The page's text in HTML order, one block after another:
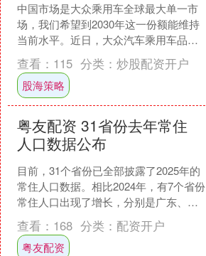
中国市场是大众乘用车全球最大单一市
场，我们希望到2030年这一份额能维持
当前水平。近日，大众汽车乘用车品牌
全球CEO施文韬对第一财经表示。 大众
已进入全面交付阶....
查看： 115 分类： 炒股配资开户
股海策略
粤友配资 31省份去年常住
人口数据公布
目前，31个省份已全部披露了2025年的
常住人口数据。相比2024年，有7个省份
常住人口出现了增长，分别是广东、浙
江、新疆、海南、上海、西藏和宁夏。
其中，广东新....
查看： 168 分类： 配资开户
粤友配资